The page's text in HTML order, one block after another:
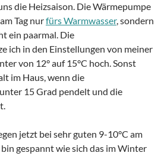
die Heizsaison. Die Wärmepumpe
Tag nurfürs Warmwasser, sondern
ein paarmal. Die
ich in den Einstellungen von meiner
von 12° auf 15°C hoch. Sonst
im Haus, wenn die
15 Grad pendelt und die
jetzt bei sehr guten 9-10°C am
gespannt wie sich das im Winter